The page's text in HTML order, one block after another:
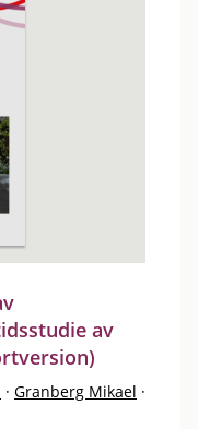
av
· Granberg Mikael ·